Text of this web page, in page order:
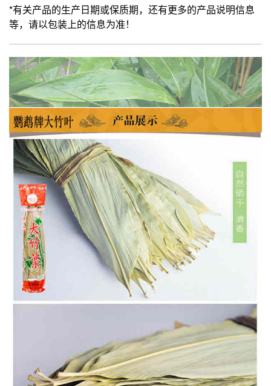
*有关产品的生产日期或保质期，还有更多的产品说明信息
等，请以包装上的信息为准！